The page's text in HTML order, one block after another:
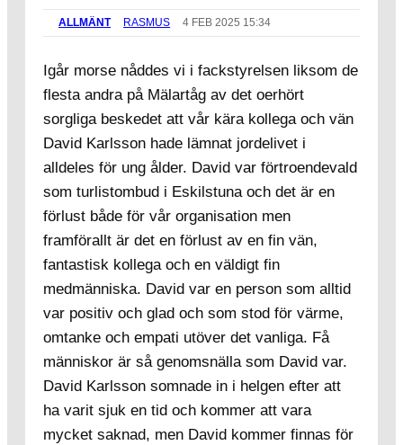
ALLMÄNT RASMUS 4 FEB 2025 15:34
Igår morse nåddes vi i fackstyrelsen liksom de
flesta andra på Mälartåg av det oerhört
sorgliga beskedet att vår kära kollega och vän
David Karlsson hade lämnat jordelivet i
alldeles för ung ålder. David var förtroendevald
som turlistombud i Eskilstuna och det är en
förlust både för vår organisation men
framförallt är det en förlust av en fin vän,
fantastisk kollega och en väldigt fin
medmänniska. David var en person som alltid
var positiv och glad och som stod för värme,
omtanke och empati utöver det vanliga. Få
människor är så genomsnälla som David var.
David Karlsson somnade in i helgen efter att
ha varit sjuk en tid och kommer att vara
mycket saknad, men David kommer finnas för